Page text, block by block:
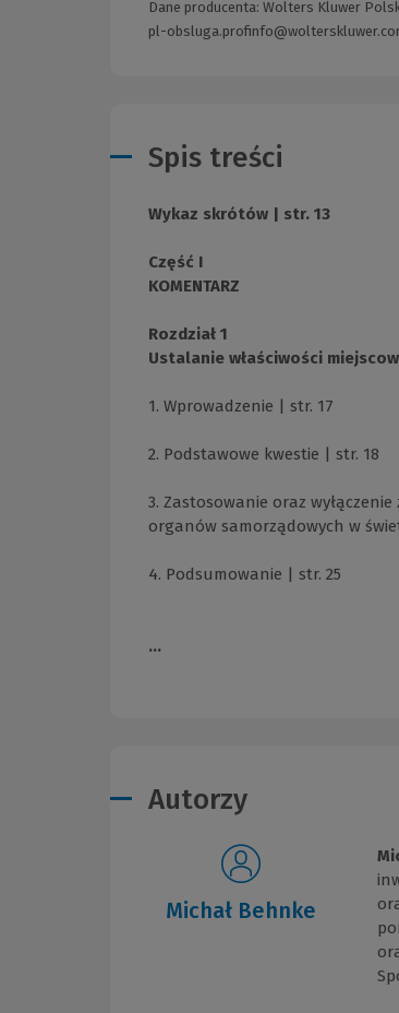
Dane producenta: Wolters Kluwer
pl-
Spis treści
Wykaz skrótów | str. 13
Część I
KOMENTARZ
Rozdział 1
Ustalanie właściwości
1. Wprowadzenie | str. 17
2. Podstawowe kwestie | str. 18
3. Zastosowanie oraz
organów samorządowych w
4. Podsumowanie | str. 25
...
Autorzy
Michał Behnke